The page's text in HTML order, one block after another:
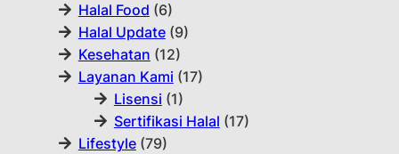
Halal Food (6)
Halal Update(9)
Kesehatan (12)
Layanan Kami (17)
Lisensi (1)
Sertifikasi Halal (17)
Lifestyle(79)